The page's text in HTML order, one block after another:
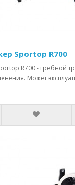
Sportop R700
R700 - гребной
Может